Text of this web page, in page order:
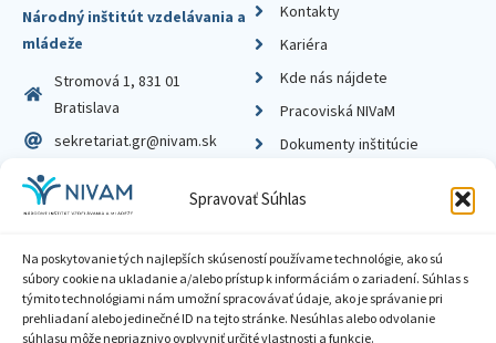
Spravovať Súhlas
Na poskytovanie tých najlepších skúseností používame technológie, ako sú
súbory cookie na ukladanie a/alebo prístup k informáciám o zariadení. Súhlas s
týmito technológiami nám umožní spracovávať údaje, ako je správanie pri
prehliadaní alebo jedinečné ID na tejto stránke. Nesúhlas alebo odvolanie
súhlasu môže nepriaznivo ovplyvniť určité vlastnosti a funkcie.
Národný inštitút vzdelávania a
mládeže
Stromová 1, 831 01
Bratislava
sekretariat.gr@nivam.sk
IČO: 00164348
DIČ: 2020798714
Kontakty
Kariéra
Kde nás nájdete
Pracoviská NIVaM
Dokumenty inštitúcie
Zásady ochrany súkromia